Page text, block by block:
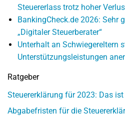
Steuererlass trotz hoher
BankingCheck.de 2026: Sehr
„Digitaler Steuerberater“
Unterhalt an Schwiegereltern
Unterstützungsleistungen
Ratgeber
Steuererklärung für 2023: Das ist
Abgabefristen für die